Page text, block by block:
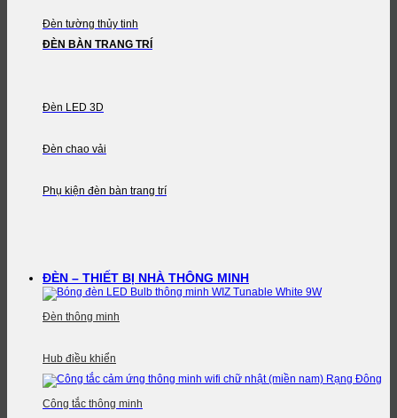
Đèn tường thủy tinh
ĐÈN BÀN TRANG TRÍ
Đèn LED 3D
Đèn chao vải
Phụ kiện đèn bàn trang trí
ĐÈN – THIẾT BỊ NHÀ THÔNG MINH
Đèn thông minh
Hub điều khiển
Công tắc thông minh